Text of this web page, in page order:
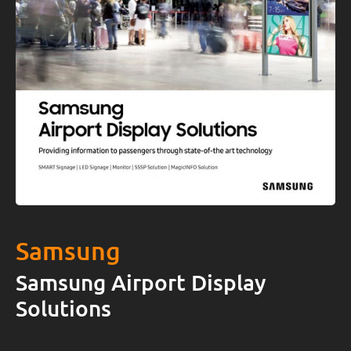
Samsung
Samsung Airport Display
Solutions